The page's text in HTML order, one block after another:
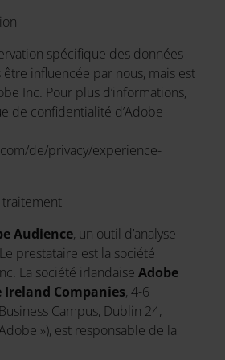
spécifique des données
influencée par nous, mais est
Inc. Pour plus d’informations,
de confidentialité d’Adobe
de/privacy/experience-
Audience, un outil d’analyse
prestataire est la société
La société irlandaise Adobe
Ireland Companies, 4-6
Campus, Dublin 24,
»), est responsable de la